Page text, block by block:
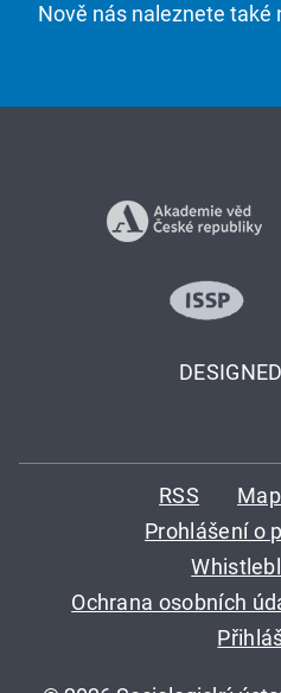
Nově nás naleznete také
RSS
Prohlášení o
Ochrana osobních